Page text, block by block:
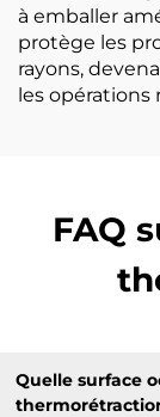
à emballer
protège les
rayons,
les opérations
FAQ
Quelle surface